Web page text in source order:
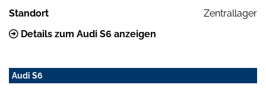
Standort
Zentrallager
Details zum Audi S6 anzeigen
Audi S6